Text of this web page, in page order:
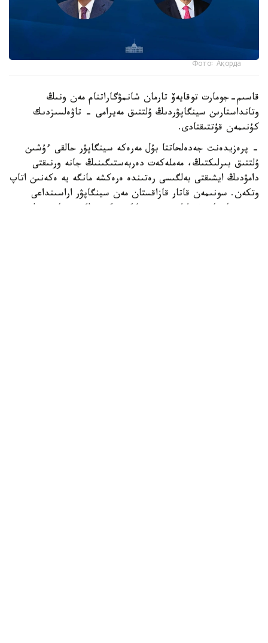
Фото: Ақорда
قاسىم-جومارت توقايەۆ تارمان شانمۋگاراتنام مەن ونىڭ
وتانداستارىن سينگاپۋردىڭ ۇلتتىق مەيرامى - تاۋەلسىزدىك
كۇنىمەن قۇتتىقتادى.
- پرەزيدەنت جەدەلحاتتا بۇل مەرەكە سينگاپۋر حالقى ءۇشىن
ۇلتتىق بىرلىكتىڭ، مەملەكەت دەربەستىگىنىڭ جانە ورنىقتى
دامۋدىڭ ايشىقتى بەلگىسى رەتىندە ەرەكشە مانگە يە ەكەنىن اتاپ
وتكەن. سونىمەن قاتار قازاقستان مەن سينگاپۋر اراسىنداعى